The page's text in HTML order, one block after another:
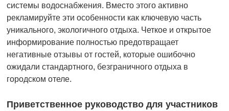
системы водоснабжения. Вместо этого активно
рекламируйте эти особенности как ключевую часть
уникального, экологичного отдыха. Четкое и открытое
информирование полностью предотвращает
негативные отзывы от гостей, которые ошибочно
ожидали стандартного, безграничного отдыха в
городском отеле.
Приветственное руководство для участников